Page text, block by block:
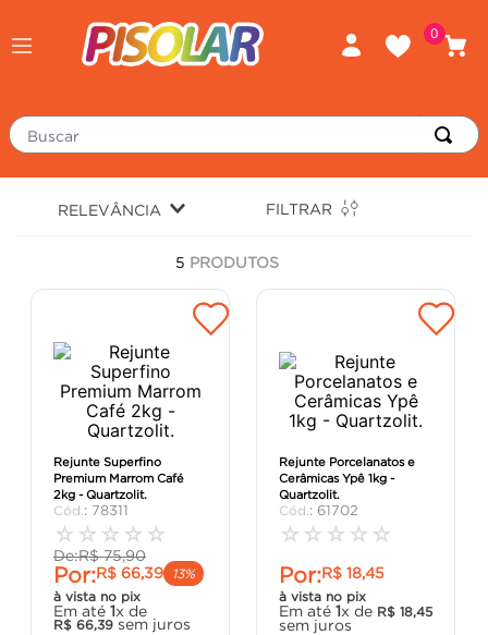
0
Buscar
RELEVÂNCIA FILTRAR
5 PRODUTOS
Rejunte Superfino
Premium Marrom Café
2kg - Quartzolit.
: 78311
☆ ☆ ☆ ☆ ☆
De:R$ 75,90
Por:R$ 66,39
13%
à vista no pix
Em até 1x de
R$ 66,39 sem juros
Rejunte Porcelanatos e
Cerâmicas Ypê 1kg -
Quartzolit.
: 61702
☆ ☆ ☆ ☆ ☆
Por:R$ 18,45
à vista no pix
Em até 1x de R$ 18,45
sem juros
º tinta
massa corrida
chuveiro
argamassa
º porta
vaso sanitário
º cadeira